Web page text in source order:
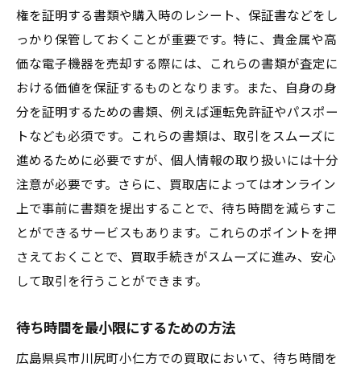
権を証明する書類や購入時のレシート、保証書などをし
っかり保管しておくことが重要です。特に、貴金属や高
価な電子機器を売却する際には、これらの書類が査定に
おける価値を保証するものとなります。また、自身の身
分を証明するための書類、例えば運転免許証やパスポー
トなども必須です。これらの書類は、取引をスムーズに
進めるために必要ですが、個人情報の取り扱いには十分
注意が必要です。さらに、買取店によってはオンライン
上で事前に書類を提出することで、待ち時間を減らすこ
とができるサービスもあります。これらのポイントを押
さえておくことで、買取手続きがスムーズに進み、安心
して取引を行うことができます。
待ち時間を最小限にするための方法
広島県呉市川尻町小仁方での買取において、待ち時間を